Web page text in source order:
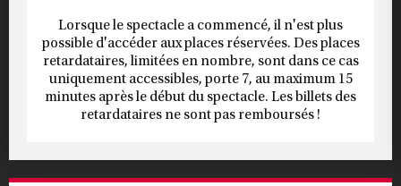
Lorsque le spectacle a commencé, il n'est plus
possible d'accéder aux places réservées. Des places
retardataires, limitées en nombre, sont dans ce cas
uniquement accessibles, porte 7, au maximum 15
minutes après le début du spectacle. Les billets des
retardataires ne sont pas remboursés !